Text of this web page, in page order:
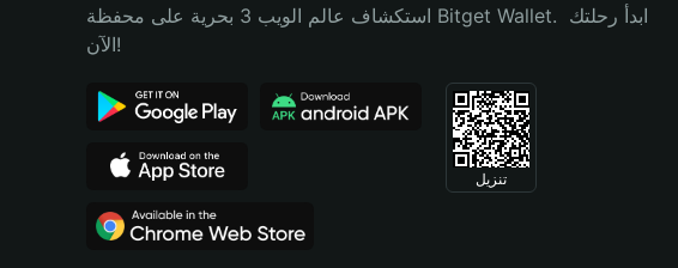
Português (Brasil)
استكشاف عالم الويب 3 بحرية على محفظة Bitget Wallet. ابدأ رحلتك
الآن!
تنزيل